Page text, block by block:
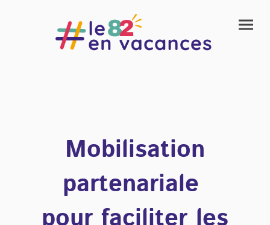
Mobilisation
partenariale